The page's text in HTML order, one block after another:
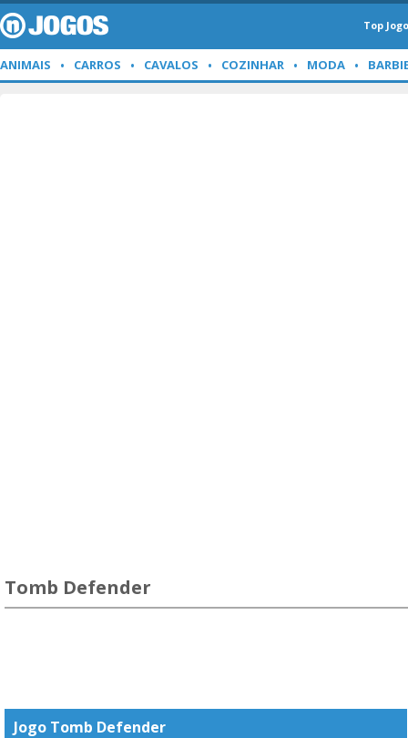
Top
ANIMAIS CARROS CAVALOS COZINHAR MODA
Tomb Defender
Jogo Tomb Defender